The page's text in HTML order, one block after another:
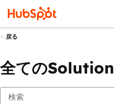
戻る
全ての